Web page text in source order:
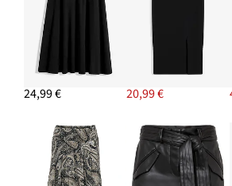
Náušnice kruhy, z mosadze
19,99 €
PRIDAŤ DO KOŠÍKA
24,99 € 20,99 €